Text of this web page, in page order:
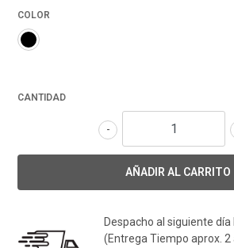
COLOR
CANTIDAD
-
Despacho al siguiente día
(Entrega Tiempo aprox. 2